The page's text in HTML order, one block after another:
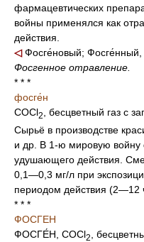
фармацевтических
войны применялся как
действия.
◁Фосге́новый; Фосге́нный,
Фосгенное отравление.
* * *
фосге́н
COCl2 , бесцветный газ с
Сырьё в производстве
и др. В 1-ю мировую
удушающего действия.
0,1—0,3 мг/л при
периодом действия (2—12
* * *
ФОСГЕН
ФОСГЕ́Н, COCl2 ,